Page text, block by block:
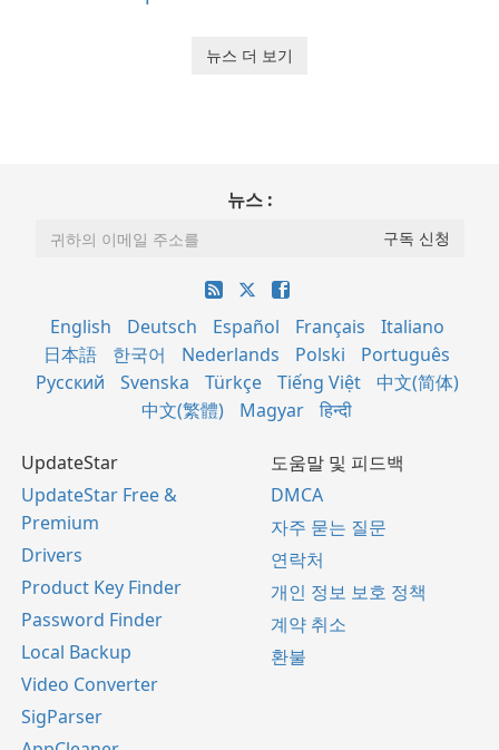
뉴스 더 보기
뉴스 :
English Deutsch Español Français
Italiano
日本語
한국어 Nederlands Polski
Português
Русский
Svenska Türkçe Tiếng Việt
中文(简体)
中文(繁體)
Magyar हिन्दी
UpdateStar
UpdateStar Free &
Premium
Drivers
Product Key Finder
Password Finder
Local Backup
Video Converter
SigParser
도움말 및 피드백
DMCA
자주 묻는 질문
연락처
개인 정보 보호 정책
계약 취소
환불